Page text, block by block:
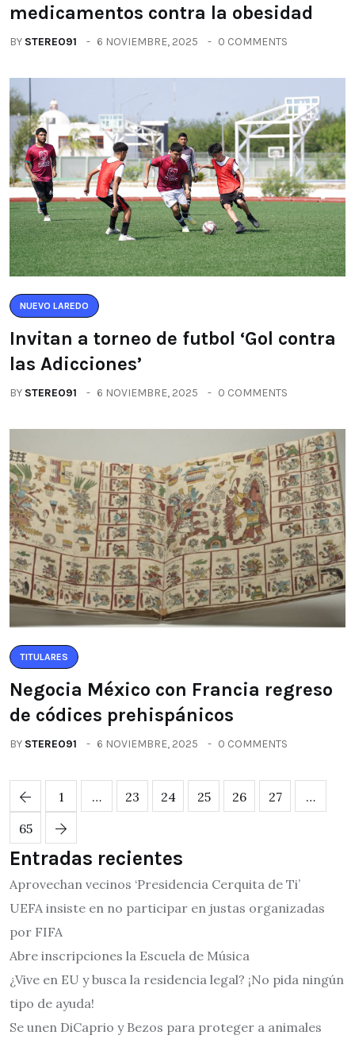
medicamentos contra la obesidad
BY STEREO91 6 NOVIEMBRE, 2025 0 COMMENTS
NUEVO LAREDO
Invitan a torneo de futbol ‘Gol contra
las Adicciones’
BY STEREO91 6 NOVIEMBRE, 2025 0 COMMENTS
TITULARES
Negocia México con Francia regreso
de códices prehispánicos
BY STEREO91 6 NOVIEMBRE, 2025 0 COMMENTS
1 … 23 24 25 26 27
…
65
Entradas recientes
Aprovechan vecinos ‘Presidencia Cerquita de Ti’
UEFA insiste en no participar en justas organizadas
por FIFA
Abre inscripciones la Escuela de Música
¿Vive en EU y busca la residencia legal? ¡No pida ningún
tipo de ayuda!
Se unen DiCaprio y Bezos para proteger a animales